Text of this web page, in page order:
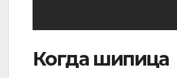
Когда шипица